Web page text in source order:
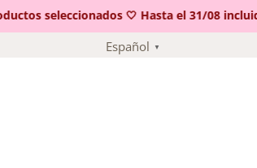
seleccionados 🤍 Hasta el 31/08 incluido
Español ▼